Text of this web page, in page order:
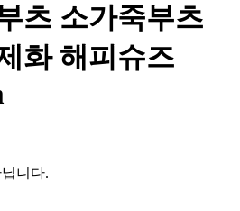
츠 소가죽부츠
화 해피슈즈
니다.